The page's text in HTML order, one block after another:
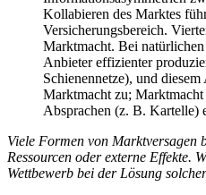
Kollabieren des Marktes
Versicherungsbereich.
Marktmacht. Bei
Anbieter effizienter
Schienennetze), und
Marktmacht zu; Marktmacht
Absprachen (z. B. Kartelle)
Viele Formen von Marktversagen
Ressourcen oder externe Effekte.
Wettbewerb bei der Lösung